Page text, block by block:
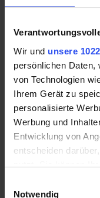
Wir und unsere
persönlichen
von Technologien
Ihrem Gerät zu
personalisierte
Werbung und
Entwicklung von
entscheiden
nutzt. Sie können
Trigger Symbol
Notwendig
ESKADRON
grey